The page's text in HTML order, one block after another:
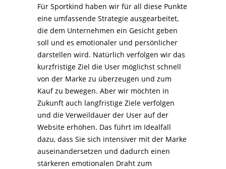
Für Sportkind haben wir für all diese Punkte
eine umfassende Strategie ausgearbeitet,
die dem Unternehmen ein Gesicht geben
soll und es emotionaler und persönlicher
darstellen wird. Natürlich verfolgen wir das
kurzfristige Ziel die User möglichst schnell
von der Marke zu überzeugen und zum
Kauf zu bewegen. Aber wir möchten in
Zukunft auch langfristige Ziele verfolgen
und die Verweildauer der User auf der
Website erhöhen. Das führt im Idealfall
dazu, dass Sie sich intensiver mit der Marke
auseinandersetzen und dadurch einen
stärkeren emotionalen Draht zum